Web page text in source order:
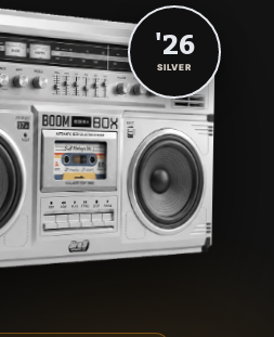
'26
SILVER